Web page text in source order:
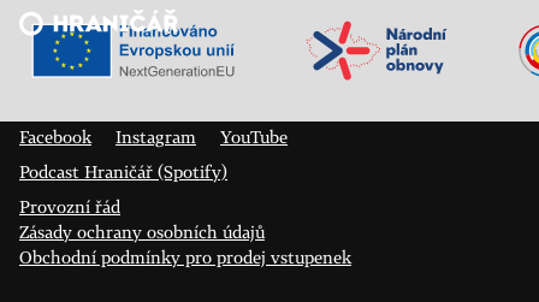
Veřejný sál Hraničář, spolek
Facebook
Instagram
YouTube
Podcast Hraničář (Spotify)
Provozní řád
Zásady ochrany osobních údajů
Obchodní podmínky pro prodej vstupenek